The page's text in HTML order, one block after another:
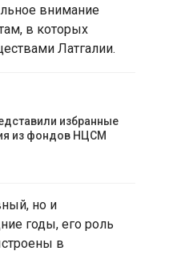
внимание
в которых
Латгалии.
избранные
из фондов НЦСМ
но и
годы, его роль
в